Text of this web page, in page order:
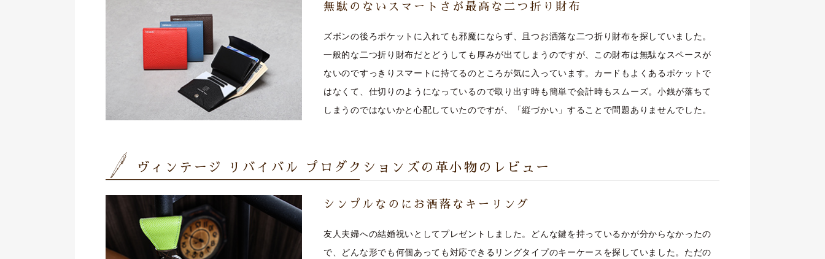
無駄のないスマートさが最高な二つ折り財布
ズボンの後ろポケットに入れても邪魔にならず、且つお洒落な二つ折り財布を探していました。
一般的な二つ折り財布だとどうしても厚みが出てしまうのですが、この財布は無駄なスペースが
ないのですっきりスマートに持てるのところが気に入っています。カードもよくあるポケットで
はなくて、仕切りのようになっているので取り出す時も簡単で会計時もスムーズ。小銭が落ちて
しまうのではないかと心配していたのですが、「縦づかい」することで問題ありませんでした。
ヴィンテージ リバイバル プロダクションズの革小物のレビュー
シンプルなのにお洒落なキーリング
友人夫婦への結婚祝いとしてプレゼントしました。どんな鍵を持っているかが分からなかったの
で、どんな形でも何個あっても対応できるリングタイプのキーケースを探していました。ただの